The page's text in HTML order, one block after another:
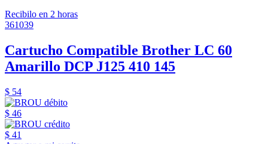
Recibilo en 2 horas
361039
Cartucho Compatible Brother LC 60
Amarillo DCP J125 410 145
$ 54
$ 46
$ 41